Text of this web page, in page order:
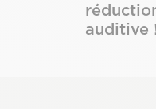
auditive